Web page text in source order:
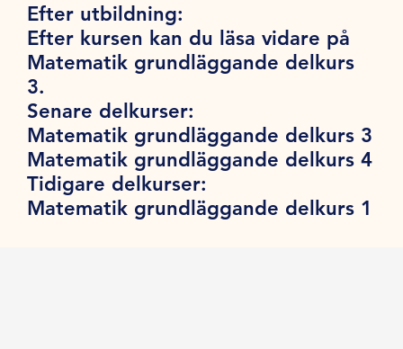
Efter utbildning:
Efter kursen kan du läsa vidare på
Matematik grundläggande delkurs
3.
Senare delkurser:
Matematik grundläggande delkurs 3
Matematik grundläggande delkurs 4
Tidigare delkurser:
Matematik grundläggande delkurs 1